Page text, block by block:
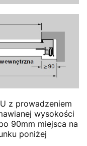
z prowadzeniem
wysokości
90mm miejsca na
poniżej